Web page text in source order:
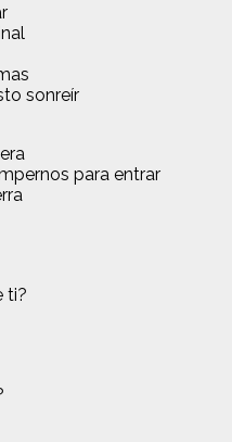
sonreír
para entrar
ti?